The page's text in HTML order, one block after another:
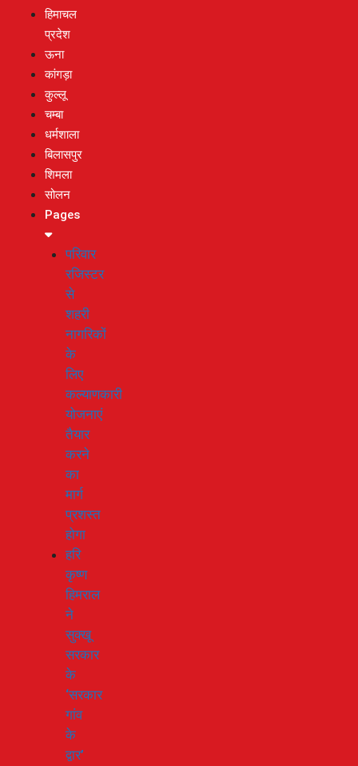
हिमाचल
प्रदेश
ऊना
कांगड़ा
कुल्लू
चम्बा
धर्मशाला
बिलासपुर
शिमला
सोलन
Pages
परिवार
रजिस्टर
से
शहरी
नागरिकों
के
लिए
कल्याणकारी
योजनाएं
तैयार
करने
का
मार्ग
प्रशस्त
होगा
हरि
कृष्ण
हिमराल
ने
सुक्खू
सरकार
के
‘सरकार
गांव
के
द्वार’